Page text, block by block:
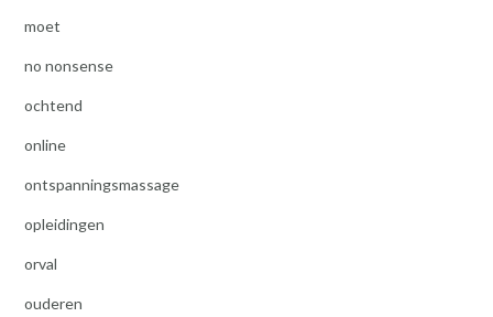
moet
no nonsense
ochtend
online
ontspanningsmassage
opleidingen
orval
ouderen